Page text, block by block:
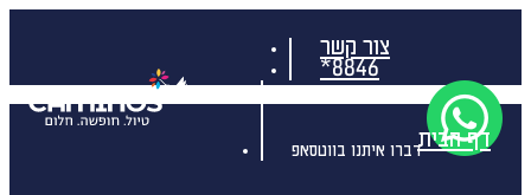
צור קשר
*8846
דברו איתנו בווטסאפדף הבית